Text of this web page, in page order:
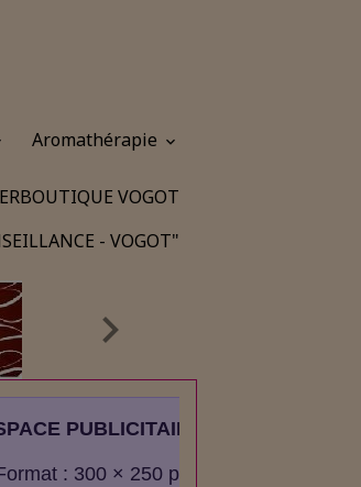
Aromathérapie
VOGOT
- VOGOT"
PUBLICITAIRE
: 300 × 250 px